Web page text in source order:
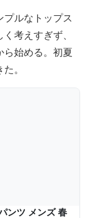
ルなトップス
考えすぎず、
ら始める。初夏
。
ンツ メンズ 春